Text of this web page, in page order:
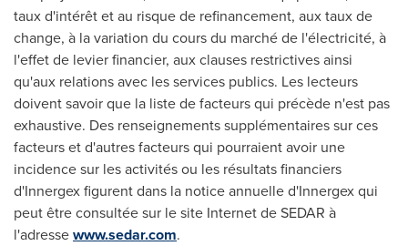
taux d'intérêt et au risque de refinancement, aux taux de
change, à la variation du cours du marché de l'électricité, à
l'effet de levier financier, aux clauses restrictives ainsi
qu'aux relations avec les services publics. Les lecteurs
doivent savoir que la liste de facteurs qui précède n'est pas
exhaustive. Des renseignements supplémentaires sur ces
facteurs et d'autres facteurs qui pourraient avoir une
incidence sur les activités ou les résultats financiers
d'Innergex figurent dans la notice annuelle d'Innergex qui
peut être consultée sur le site Internet de SEDAR à
l'adressewww.sedar.com.